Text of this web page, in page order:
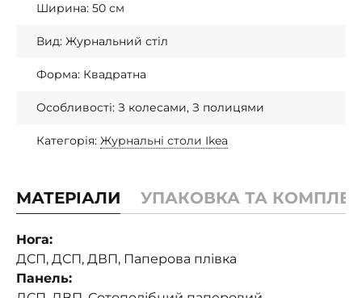
Ширина: 50 см
Вид: Журнальний стіл
Форма: Квадратна
Особливості: З колесами, З полицями
Категорія: Журнальні столи Ikea
МАТЕРІАЛИ УПАКОВКА ТА
Нога:
ДСП, ДСП, ДВП, Паперова плівка
Панель: